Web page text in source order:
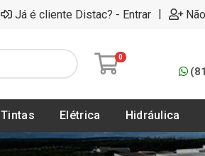
Já é cliente Distac? - Entrar |
0
Tintas Elétrica Hidráulica